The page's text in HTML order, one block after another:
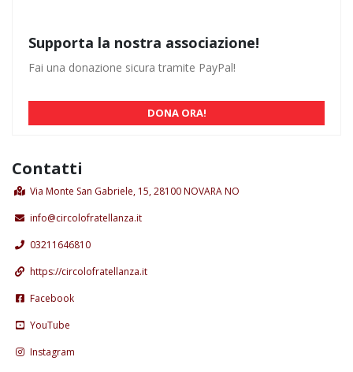
Supporta la nostra associazione!
Fai una donazione sicura tramite PayPal!
DONA ORA!
Contatti
Via Monte San Gabriele, 15, 28100 NOVARA NO
info@circolofratellanza.it
03211646810
https://circolofratellanza.it
Facebook
YouTube
Instagram